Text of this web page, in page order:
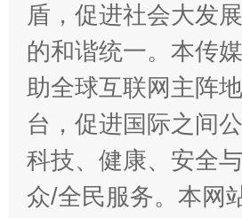
盾，促进社会大发
的和谐统一。本传
助全球互联网主阵
台，促进国际之间
科技、健康、安全
众/全民服务。本网